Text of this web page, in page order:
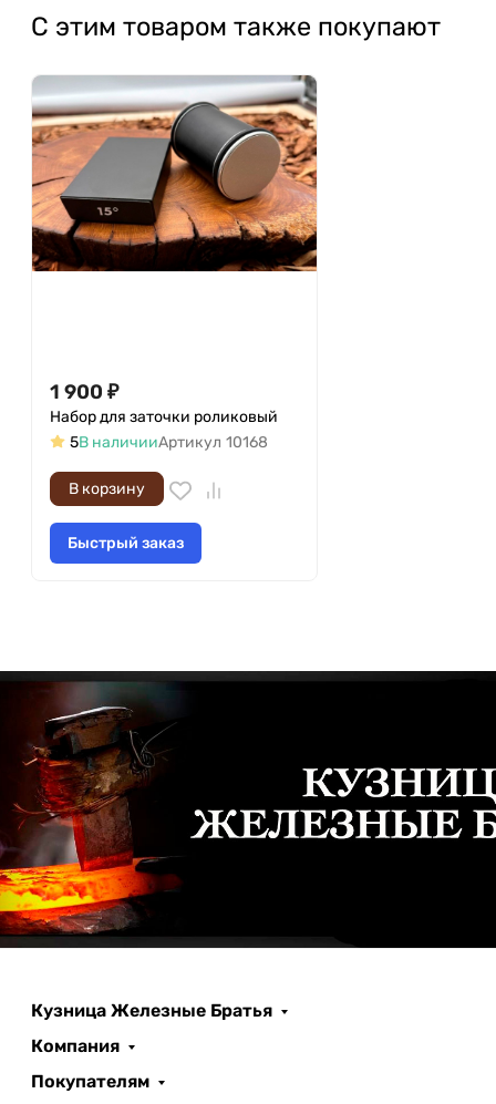
С этим товаром также покупают
1 900 ₽
Набор для заточки роликовый
5В наличииАртикул 10168
В корзину
Быстрый заказ
Кузница Железные Братья
Компания
Покупателям